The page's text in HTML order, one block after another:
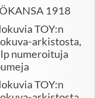
1918
TOY:n
arkistosta,
numeroituja
TOY:n